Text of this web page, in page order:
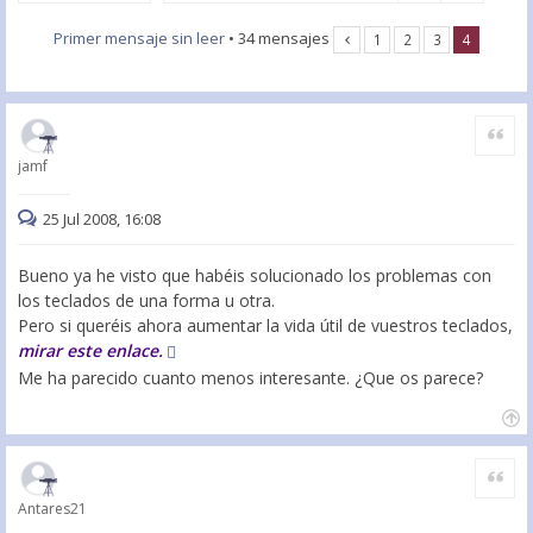
Primer mensaje sin leer • 34 mensajes 1 2 3 4
jamf
Citar
25 Jul 2008, 16:08
Bueno ya he visto que habéis solucionado los problemas con
los teclados de una forma u otra.
Pero si queréis ahora aumentar la vida útil de vuestros teclados,
mirar este enlace.
Me ha parecido cuanto menos interesante. ¿Que os parece?
Antares21
Citar